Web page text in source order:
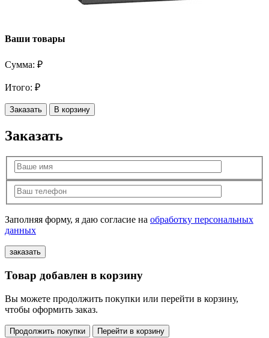
Ваши товары
Сумма: ₽
Итого: ₽
Заказать В корзину
Заказать
Заполняя форму, я даю согласие на обработку персональных
данных
Товар добавлен в корзину
Вы можете продолжить покупки или перейти в корзину,
чтобы оформить заказ.
Продолжить покупки Перейти в корзину